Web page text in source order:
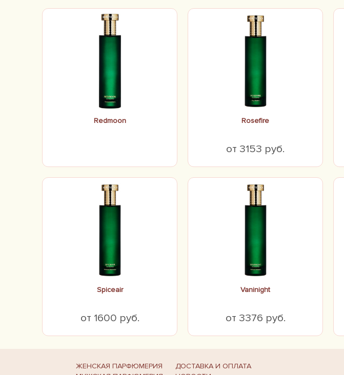
Redmoon Rosefire
от 3153 руб.
Spiceair
от 1600 руб.
Vaninight
от 3376 руб.
ЖЕНСКАЯ ПАРФЮМЕРИЯ
ДОСТАВКА И ОПЛАТА